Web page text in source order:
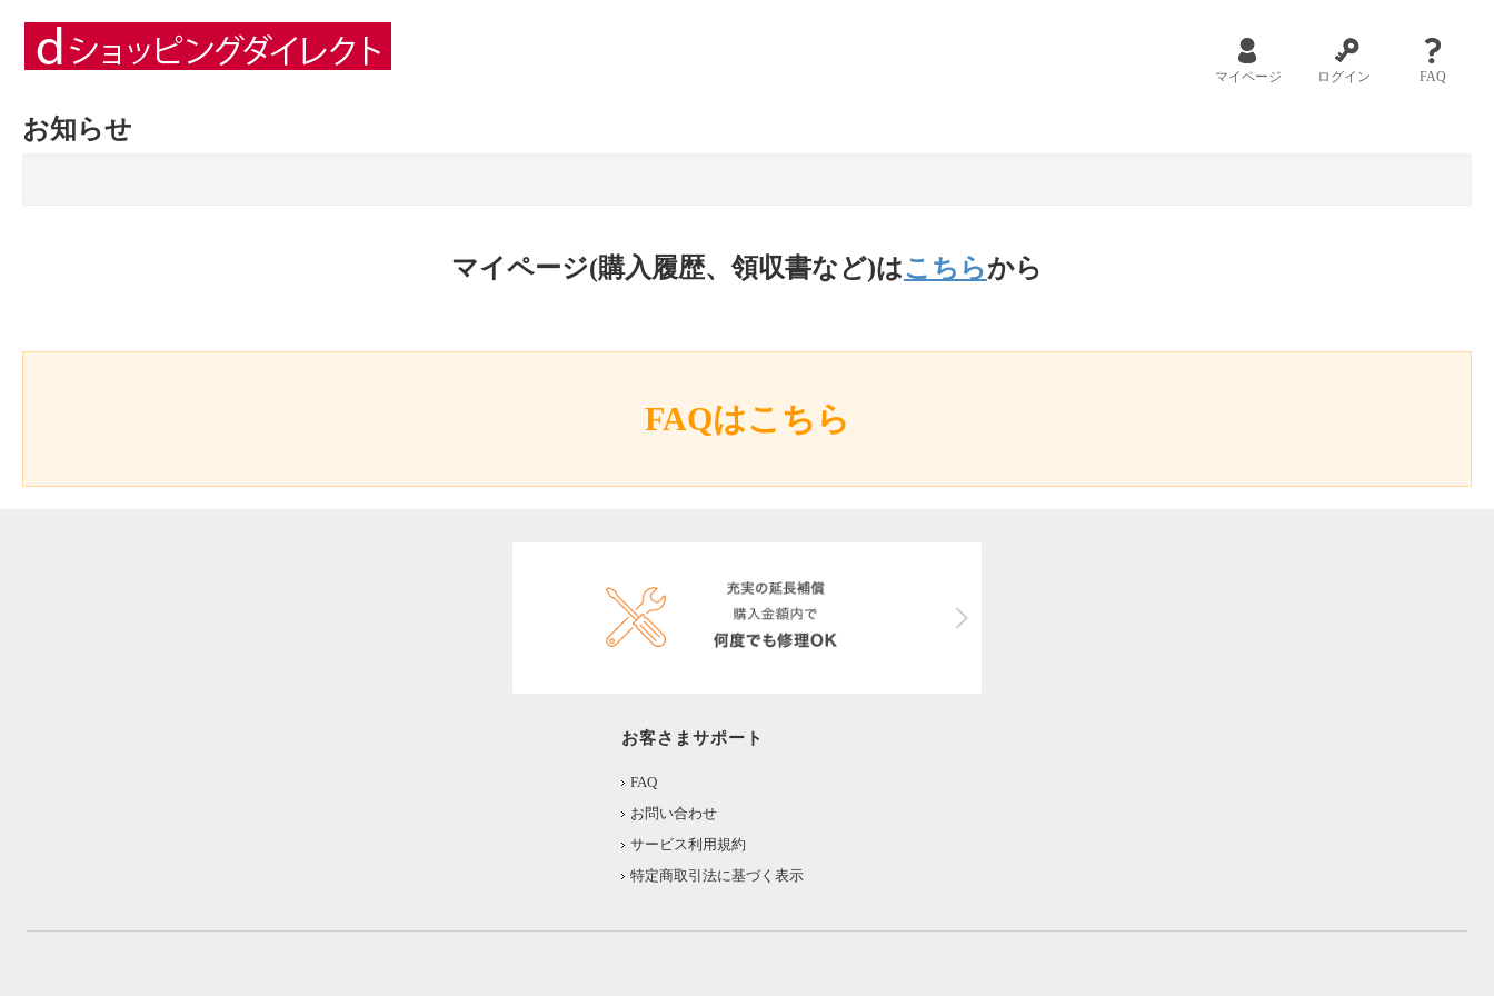
マイページ ログイン FAQ
お知らせ
マイページ(購入履歴、領収書など)はこちらから
FAQはこちら
お客さまサポート
FAQ
お問い合わせ
サービス利用規約
特定商取引法に基づく表示